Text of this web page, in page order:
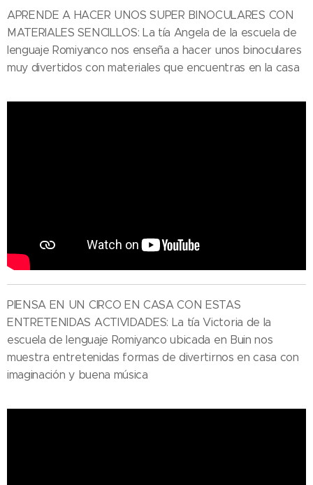
APRENDE A HACER UNOS SUPER BINOCULARES CON
MATERIALES SENCILLOS: La tía Angela de la escuela de
lenguaje Romiyanco nos enseña a hacer unos binoculares
muy divertidos con materiales que encuentras en la casa
PIENSA EN UN CIRCO EN CASA CON ESTAS
ENTRETENIDAS ACTIVIDADES: La tía Victoria de la
escuela de lenguaje Romiyanco ubicada en Buin nos
muestra entretenidas formas de divertirnos en casa con
imaginación y buena música